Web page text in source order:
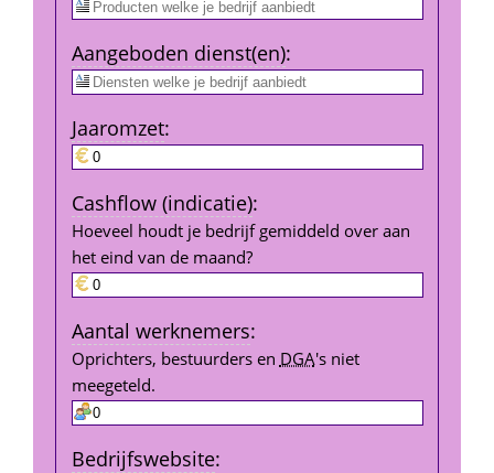
Aangeboden dienst(en):
Jaar­omzet:
Cashflow (indicatie):
Hoeveel houdt je bedrijf gemiddeld over aan
het eind van de maand?
Aantal werk­nemers:
Oprichters, bestuurders en DGA's niet
meegeteld.
Bedrijfs­website: